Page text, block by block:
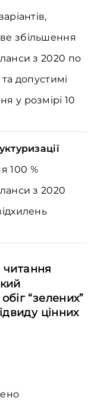
збільшення
з 2020 по
та допустимі
у розмірі 10
100 %
з 2020
читання
“зелених”
цінних